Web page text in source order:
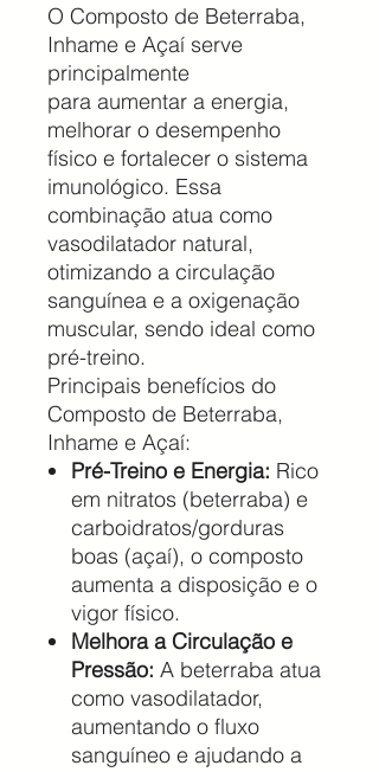
O Composto de Beterraba,
Inhame e Açaí serve
principalmente
para aumentar a energia,
melhorar o desempenho
físico e fortalecer o sistema
imunológico. Essa
combinação atua como
vasodilatador natural,
otimizando a circulação
sanguínea e a oxigenação
muscular, sendo ideal como
pré-treino.
Principais benefícios do
Composto de Beterraba,
Inhame e Açaí:
Pré-Treino e Energia: Rico
em nitratos (beterraba) e
carboidratos/gorduras
boas (açaí), o composto
aumenta a disposição e o
vigor físico.
Melhora a Circulação e
Pressão: A beterraba atua
como vasodilatador,
aumentando o fluxo
sanguíneo e ajudando a